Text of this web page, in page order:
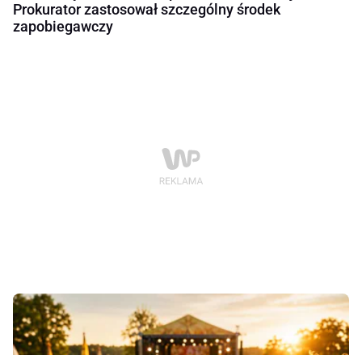
Prokurator zastosował szczególny środek
zapobiegawczy